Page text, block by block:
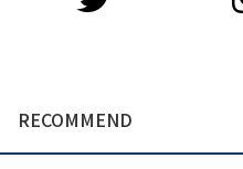
RECOMMEND